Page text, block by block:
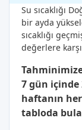
Su sıcaklığı
bir ayda
sıcaklığı
değerlere
7 gün içinde
haftanın
tabloda